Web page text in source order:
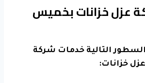
عزل خزانات بخميس
التالية خدمات شركة
خزانات: